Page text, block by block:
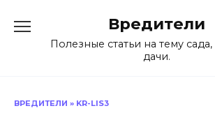
содержанию
Вредители
Полезные статьи на тему
дачи.
ВРЕДИТЕЛИ » KR-LIS3